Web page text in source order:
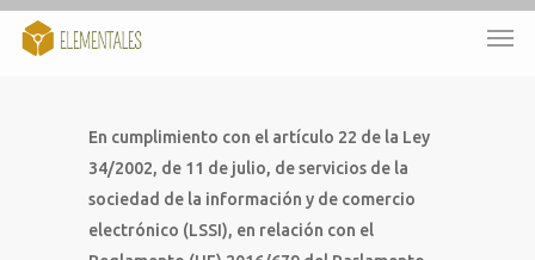
En cumplimiento con el artículo 22 de la Ley
34/2002, de 11 de julio, de servicios de la
sociedad de la información y de comercio
electrónico (LSSI), en relación con el